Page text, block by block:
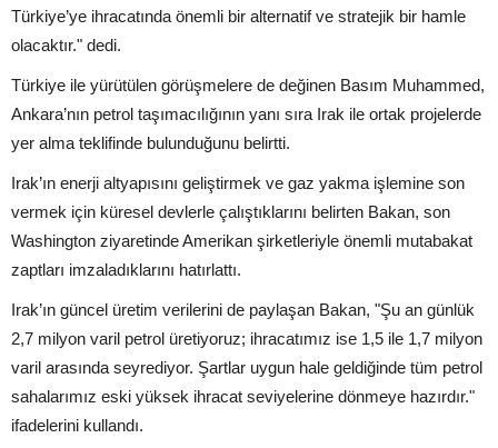
Türkiye’ye ihracatında önemli bir alternatif ve stratejik bir hamle
olacaktır." dedi.
Türkiye ile yürütülen görüşmelere de değinen Basım Muhammed,
Ankara’nın petrol taşımacılığının yanı sıra Irak ile ortak projelerde
yer alma teklifinde bulunduğunu belirtti.
Irak’ın enerji altyapısını geliştirmek ve gaz yakma işlemine son
vermek için küresel devlerle çalıştıklarını belirten Bakan, son
Washington ziyaretinde Amerikan şirketleriyle önemli mutabakat
zaptları imzaladıklarını hatırlattı.
Irak’ın güncel üretim verilerini de paylaşan Bakan, "Şu an günlük
2,7 milyon varil petrol üretiyoruz; ihracatımız ise 1,5 ile 1,7 milyon
varil arasında seyrediyor. Şartlar uygun hale geldiğinde tüm petrol
sahalarımız eski yüksek ihracat seviyelerine dönmeye hazırdır."
ifadelerini kullandı.